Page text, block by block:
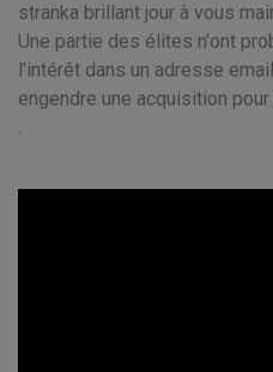
stranka brillant jour à vous
Une partie des élites n'ont
l'intérêt dans un adresse
engendre une acquisition
.